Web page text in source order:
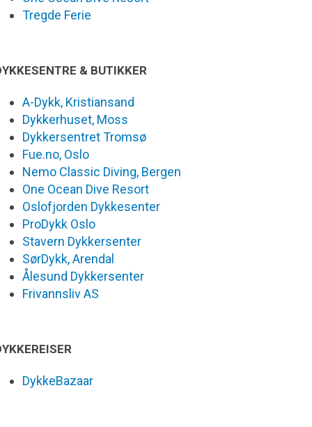
Tregde Ferie
& BUTIKKER
A-Dykk, Kristiansand
Dykkerhuset, Moss
Dykkersentret Tromsø
Fue.no, Oslo
Nemo Classic Diving, Bergen
One Ocean Dive Resort
Oslofjorden Dykkesenter
ProDykk Oslo
Stavern Dykkersenter
SørDykk, Arendal
Ålesund Dykkersenter
Frivannsliv AS
DykkeBazaar